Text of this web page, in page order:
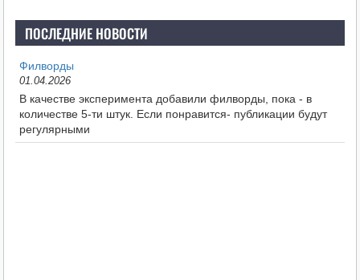
ПОСЛЕДНИЕ НОВОСТИ
Филворды
01.04.2026
В качестве эксперимента добавили филворды, пока - в
количестве 5-ти штук. Если понравится- публикации будут
регулярными